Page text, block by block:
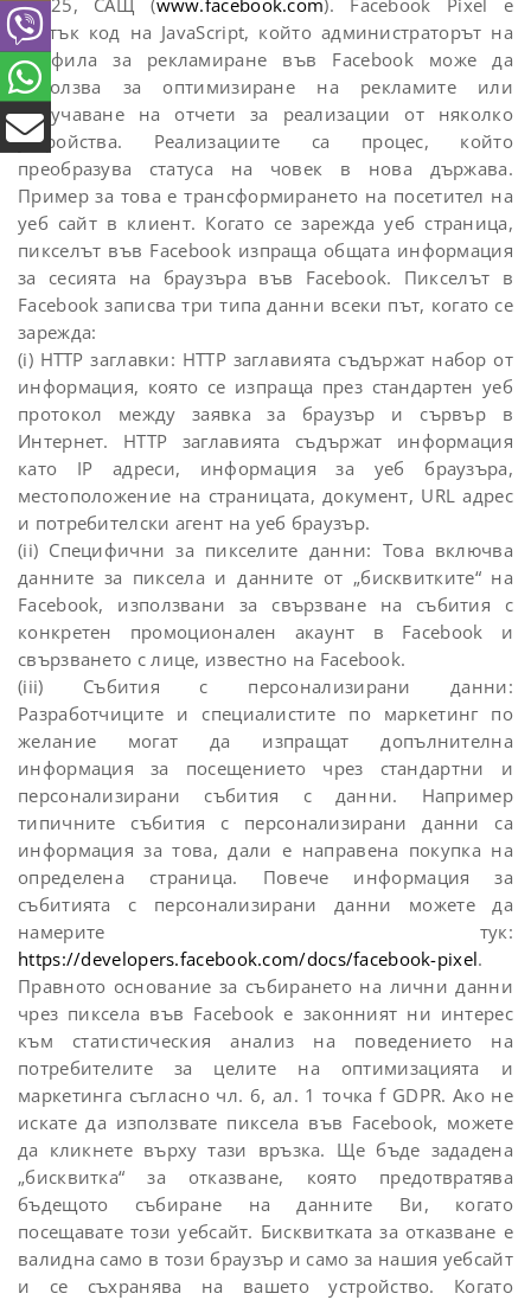
94025, САЩ (www.facebook.com). Facebook Pixel е
кратък код на JavaScript, който администраторът на
профила за рекламиране във Facebook може да
използва за оптимизиране на рекламите или
получаване на отчети за реализации от няколко
устройства. Реализациите са процес, който
преобразува статуса на човек в нова държава.
Пример за това е трансформирането на посетител на
уеб сайт в клиент. Когато се зарежда уеб страница,
пикселът във Facebook изпраща общата информация
за сесията на браузъра във Facebook. Пикселът в
Facebook записва три типа данни всеки път, когато се
зарежда:
(i) HTTP заглавки: HTTP заглавията съдържат набор от
информация, която се изпраща през стандартен уеб
протокол между заявка за браузър и сървър в
Интернет. HTTP заглавията съдържат информация
като IP адреси, информация за уеб браузъра,
местоположение на страницата, документ, URL адрес
и потребителски агент на уеб браузър.
(ii) Специфични за пикселите данни: Това включва
данните за пиксела и данните от „бисквитките“ на
Facebook, използвани за свързване на събития с
конкретен промоционален акаунт в Facebook и
свързването с лице, известно на Facebook.
(iii) Събития с персонализирани данни:
Разработчиците и специалистите по маркетинг по
желание могат да изпращат допълнителна
информация за посещението чрез стандартни и
персонализирани събития с данни. Например
типичните събития с персонализирани данни са
информация за това, дали е направена покупка на
определена страница. Повече информация за
събитията с персонализирани данни можете да
намерите тук:
https://developers.facebook.com/docs/facebook-pixel.
Правното основание за събирането на лични данни
чрез пиксела във Facebook е законният ни интерес
към статистическия анализ на поведението на
потребителите за целите на оптимизацията и
маркетинга съгласно чл. 6, ал. 1 точка f GDPR. Ако не
искате да използвате пиксела във Facebook, можете
да кликнете върху тази връзка. Ще бъде зададена
„бисквитка“ за отказване, която предотвратява
бъдещото събиране на данните Ви, когато
посещавате този уебсайт. Бисквитката за отказване е
валидна само в този браузър и само за нашия уебсайт
и се съхранява на вашето устройство. Когато